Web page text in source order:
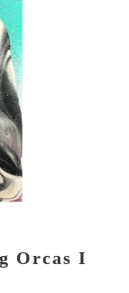
Orcas I